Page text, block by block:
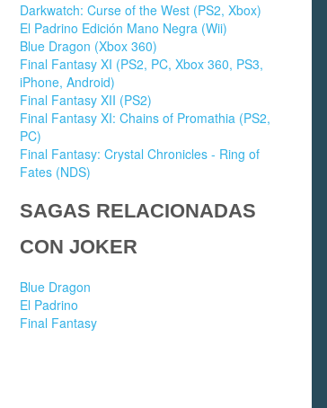
Darkwatch: Curse of the West (PS2, Xbox)
El Padrino Edición Mano Negra (Wii)
Blue Dragon (Xbox 360)
Final Fantasy XI (PS2, PC, Xbox 360, PS3,
iPhone, Android)
Final Fantasy XII (PS2)
Final Fantasy XI: Chains of Promathia (PS2,
PC)
Final Fantasy: Crystal Chronicles - Ring of
Fates (NDS)
SAGAS RELACIONADAS
CON JOKER
Blue Dragon
El Padrino
Final Fantasy